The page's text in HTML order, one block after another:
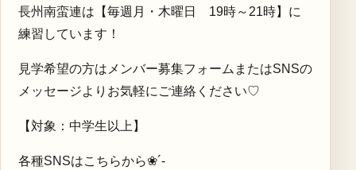
長州南蛮連は【毎週月・木曜日 19時～21時】に
練習しています！
見学希望の方はメンバー募集フォームまたはSNSの
メッセージよりお気軽にご連絡ください♡
【対象：中学生以上】
各種SNSはこちらから❀´-